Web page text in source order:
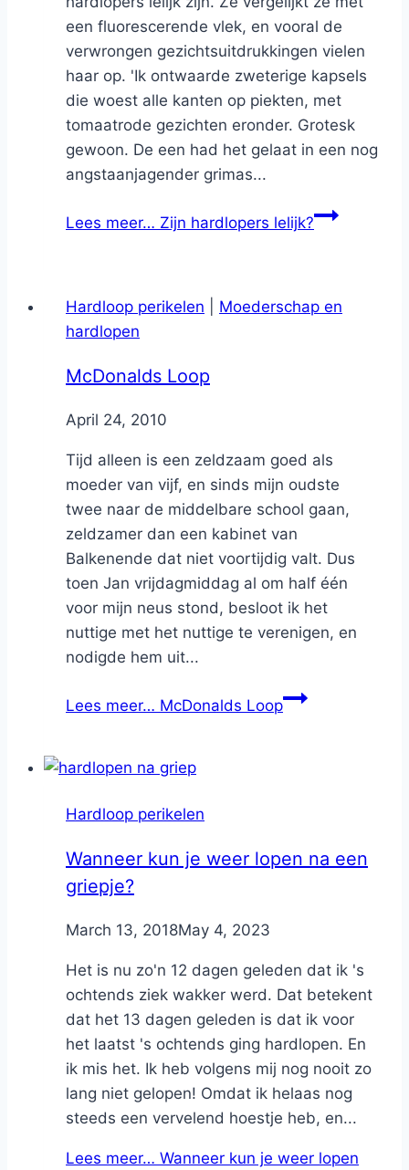
een fluorescerende vlek, en vooral de
verwrongen gezichtsuitdrukkingen vielen
haar op. 'Ik ontwaarde zweterige kapsels
die woest alle kanten op piekten, met
tomaatrode gezichten eronder. Grotesk
gewoon. De een had het gelaat in een nog
angstaanjagender grimas...
Lees meer… Zijn hardlopers lelijk?
Hardloop perikelen
Moederschap en
hardlopen
McDonalds Loop
ByNicole
April 24, 2010
Tijd alleen is een zeldzaam goed als
moeder van vijf, en sinds mijn oudste
twee naar de middelbare school gaan,
zeldzamer dan een kabinet van
Balkenende dat niet voortijdig valt. Dus
toen Jan vrijdagmiddag al om half één
voor mijn neus stond, besloot ik het
nuttige met het nuttige te verenigen, en
nodigde hem uit...
Lees meer… McDonalds Loop
Hardloop perikelen
Wanneer kun je weer lopen na een
griepje?
ByNicole
March 13, 2018May 4, 2023
Het is nu zo'n 12 dagen geleden dat ik 's
ochtends ziek wakker werd. Dat betekent
dat het 13 dagen geleden is dat ik voor
het laatst 's ochtends ging hardlopen. En
ik mis het. Ik heb volgens mij nog nooit zo
lang niet gelopen! Omdat ik helaas nog
steeds een vervelend hoestje heb, en...
Lees meer… Wanneer kun je weer lopen